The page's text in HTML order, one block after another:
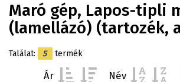
Maró gép, Lapos-tipli
(lamellázó) (tartozék,
Találat: 5 termék
Ár Név